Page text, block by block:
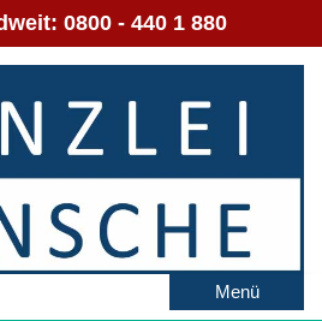
0800 - 440 1 880
Menü